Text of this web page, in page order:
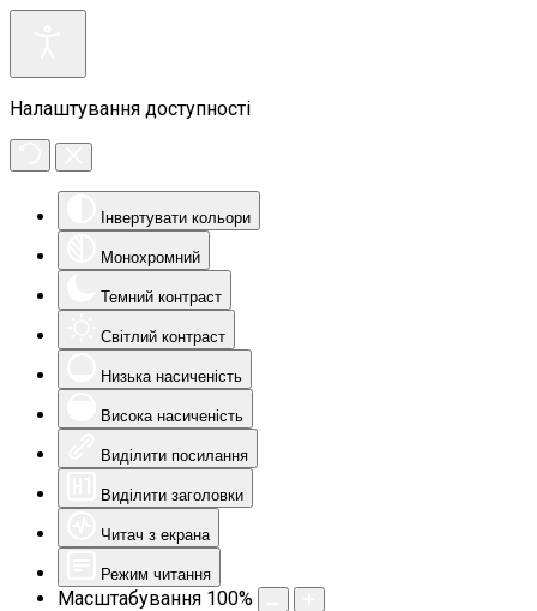
Налаштування доступності
Інвертувати кольори
Монохромний
Темний контраст
Світлий контраст
Низька насиченість
Висока насиченість
Виділити посилання
Виділити заголовки
Читач з екрана
Режим читання
Масштабування 100%